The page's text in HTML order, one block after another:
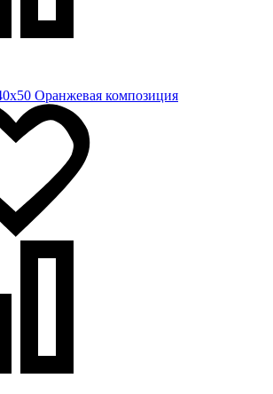
Оранжевая композиция